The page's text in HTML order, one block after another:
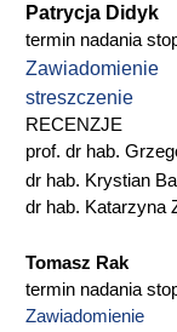
Patrycja Didyk
termin nadania
Zawiadomienie
streszczenie
RECENZJE
prof. dr hab.
dr hab. Krystian
dr hab. Katarzyna
Tomasz Rak
termin nadania
Zawiadomienie